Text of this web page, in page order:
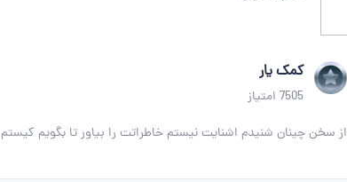
کمک یار
7505 امتیاز
از سخن چینان شنیدم اشنایت نیستم خاطراتت را بیاور تا بگویم کیستم